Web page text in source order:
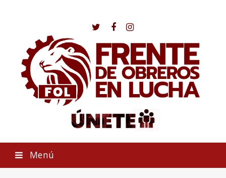
Twitter
FacebookInstagram
Menú